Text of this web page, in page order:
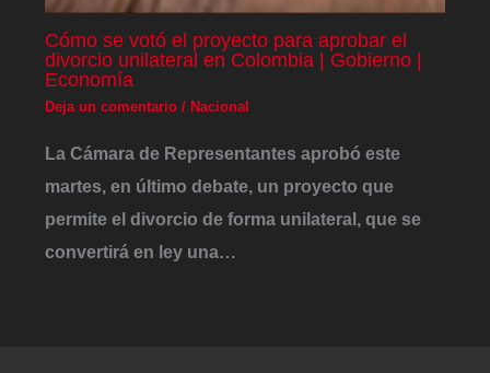
Cómo se votó el proyecto para aprobar el
divorcio unilateral en Colombia | Gobierno |
Economía
Deja un comentario / Nacional
La Cámara de Representantes aprobó este
martes, en último debate, un proyecto que
permite el divorcio de forma unilateral, que se
convertirá en ley una…